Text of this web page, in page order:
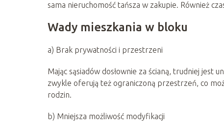
sama nieruchomość tańsza w zakupie. Również
Wady mieszkania w bloku
a) Brak prywatności i przestrzeni
Mając sąsiadów dosłownie za ścianą, trudniej jest
zwykle oferują też ograniczoną przestrzeń, co
rodzin.
b) Mniejsza możliwość modyfikacji